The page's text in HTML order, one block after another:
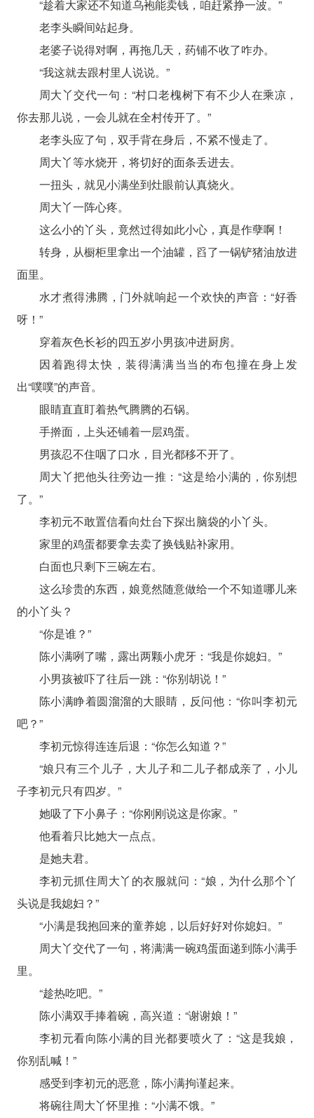
“趁着大家还不知道乌袍能卖钱，咱赶紧挣一波。”
老李头瞬间站起身。
老婆子说得对啊，再拖几天，药铺不收了咋办。
“我这就去跟村里人说说。”
周大丫交代一句：“村口老槐树下有不少人在乘凉，
你去那儿说，一会儿就在全村传开了。”
老李头应了句，双手背在身后，不紧不慢走了。
周大丫等水烧开，将切好的面条丢进去。
一扭头，就见小满坐到灶眼前认真烧火。
周大丫一阵心疼。
这么小的丫头，竟然过得如此小心，真是作孽啊！
转身，从橱柜里拿出一个油罐，舀了一锅铲猪油放进
面里。
水才煮得沸腾，门外就响起一个欢快的声音：“好香
呀！”
穿着灰色长衫的四五岁小男孩冲进厨房。
因着跑得太快，装得满满当当的布包撞在身上发
出“噗噗”的声音。
眼睛直直盯着热气腾腾的石锅。
手擀面，上头还铺着一层鸡蛋。
男孩忍不住咽了口水，目光都移不开了。
周大丫把他头往旁边一推：“这是给小满的，你别想
了。”
李初元不敢置信看向灶台下探出脑袋的小丫头。
家里的鸡蛋都要拿去卖了换钱贴补家用。
白面也只剩下三碗左右。
这么珍贵的东西，娘竟然随意做给一个不知道哪儿来
的小丫头？
“你是谁？”
陈小满咧了嘴，露出两颗小虎牙：“我是你媳妇。”
小男孩被吓了往后一跳：“你别胡说！”
陈小满睁着圆溜溜的大眼睛，反问他：“你叫李初元
吧？”
李初元惊得连连后退：“你怎么知道？”
“娘只有三个儿子，大儿子和二儿子都成亲了，小儿
子李初元只有四岁。”
她吸了下小鼻子：“你刚刚说这是你家。”
他看着只比她大一点点。
是她夫君。
李初元抓住周大丫的衣服就问：“娘，为什么那个丫
头说是我媳妇？”
“小满是我抱回来的童养媳，以后好好对你媳妇。”
周大丫交代了一句，将满满一碗鸡蛋面递到陈小满手
里。
“趁热吃吧。”
陈小满双手捧着碗，高兴道：“谢谢娘！”
李初元看向陈小满的目光都要喷火了：“这是我娘，
你别乱喊！”
感受到李初元的恶意，陈小满拘谨起来。
将碗往周大丫怀里推：“小满不饿。”